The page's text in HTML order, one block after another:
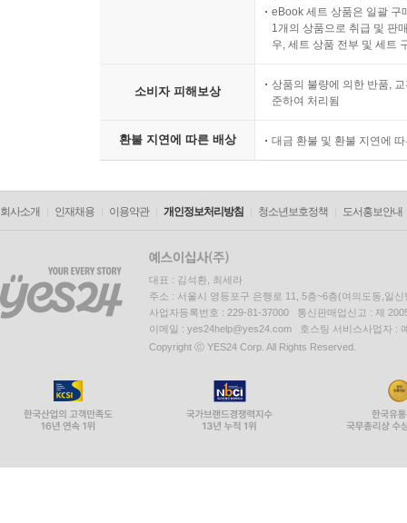
eBook 세트 상품은 일괄 구
1개의 상품으로 취급 및 판
우, 세트 상품 전부 및 세트
소비자 피해보상
상품의 불량에 의한 반품,
준하여 처리됨
환불 지연에 따른 배상 대금 환불 및 환불 지연에
회사소개 인재채용 이용약관 개인정보처리방침 청소년보호정책 도서홍보안내
대표 : 김석환, 최세라
주소 : 서울시 영등포구 은행로 11, 5층~6층(여의도동,일신
사업자등록번호 : 229-81-37000 통신판매업신고 : 제
이메일 : yes24help@yes24.com 호스팅 서비스사업자 :
Copyright ⓒ YES24 Corp. All Rights Reserved.